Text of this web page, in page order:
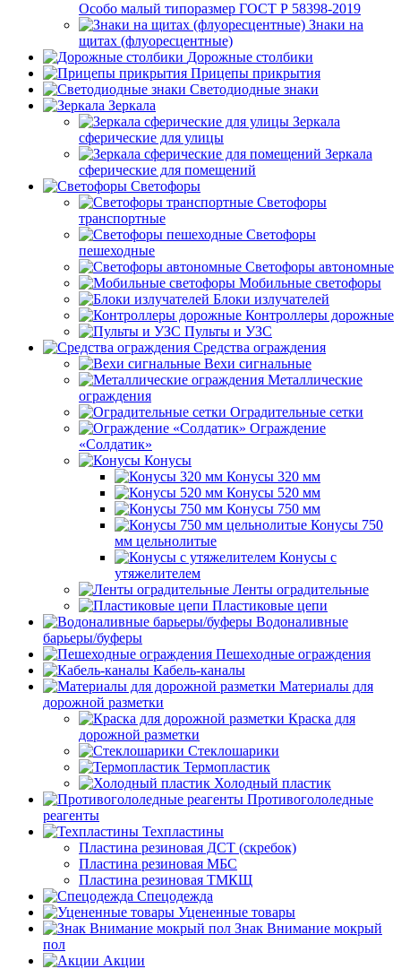
Особо малый типоразмер ГОСТ Р 58398-2019
Знаки на
щитах (флуоресцентные)
Дорожные столбики
Прицепы прикрытия
Светодиодные знаки
Зеркала
Зеркала
сферические для улицы
Зеркала
сферические для помещений
Светофоры
Светофоры
транспортные
Светофоры
пешеходные
Светофоры автономные
Мобильные светофоры
Блоки излучателей
Контроллеры дорожные
Пульты и УЗС
Средства ограждения
Вехи сигнальные
Металлические
ограждения
Оградительные сетки
Ограждение
«Солдатик»
Конусы
Конусы 320 мм
Конусы 520 мм
Конусы 750 мм
Конусы 750
мм цельнолитые
Конусы с
утяжелителем
Ленты оградительные
Пластиковые цепи
Водоналивные
барьеры/буферы
Пешеходные ограждения
Кабель-каналы
Материалы для
дорожной разметки
Краска для
дорожной разметки
Стеклошарики
Термопластик
Холодный пластик
Противогололедные
реагенты
Техпластины
Пластина резиновая ДСТ (скребок)
Пластина резиновая МБС
Пластина резиновая ТМКЩ
Спецодежда
Уцененные товары
Знак Внимание мокрый
пол
Акции